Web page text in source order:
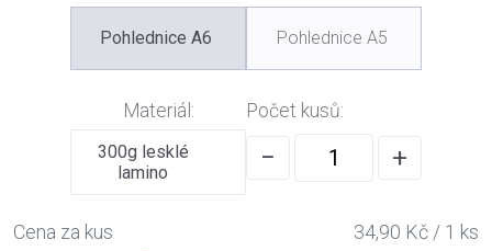
Pohlednice A6 Pohlednice A5
Materiál:
300g lesklé
lamino
Počet kusů:
− +
Cena za kus
34,90 Kč / 1 ks